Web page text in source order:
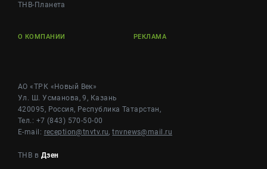
ТНВ-Планета
О КОМПАНИИ РЕКЛАМА
АО «ТРК «Новый Век»
Ул. Ш. Усманова, 9, Казань
420095, Россия, Республика Татарстан,
Тел.: +7 (843) 570-50-00
E-mail: reception@tnvtv.ru,tnvnews@mail.ru
ТНВ в Дзен